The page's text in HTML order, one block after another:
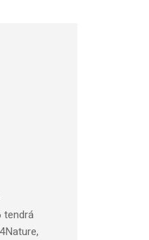
tendrá